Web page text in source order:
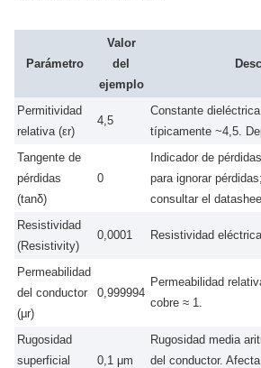
Parámetro
Valor
del
ejemplo
Permitividad
relativa (εr)
4,5
Constante
típicamente ~4,5.
Tangente de
pérdidas
(tanδ)
0
Indicador de
para ignorar
consultar el
Resistividad
(Resistivity)
0,0001 Resistividad
Permeabilidad
del conductor
(μr)
0,999994
Permeabilidad
cobre ≈ 1.
Rugosidad
superficial
0,1 μm
Rugosidad media
del conductor.